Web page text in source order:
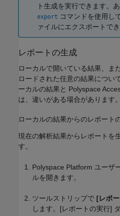
ト生成を実行できます。あ
export コマンドを使用し
ァイルにエクスポートでき
レポートの生成
ローカルで開いている結果、ま
ロードされた任意の結果につい
ーカルの結果と Polyspace
は、違いがある場合があります。
ローカルの結果からのレポート
現在の解析結果からレポートを
す。
Polyspace Platform ユーザ
ルを開きます。
ツールストリップで [レポ
します。[レポートの実行]